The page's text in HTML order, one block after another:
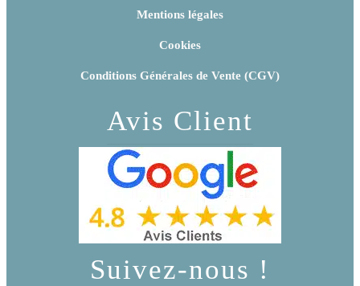
Mentions légales
Cookies
Conditions Générales de Vente (CGV)
Avis Client
Suivez-nous !